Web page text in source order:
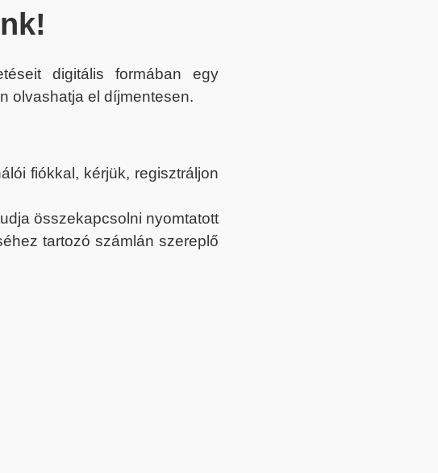
digitális formában egy
olvashatja el díjmentesen.
fiókkal, kérjük, regisztráljon
összekapcsolni nyomtatott
tartozó számlán szereplő